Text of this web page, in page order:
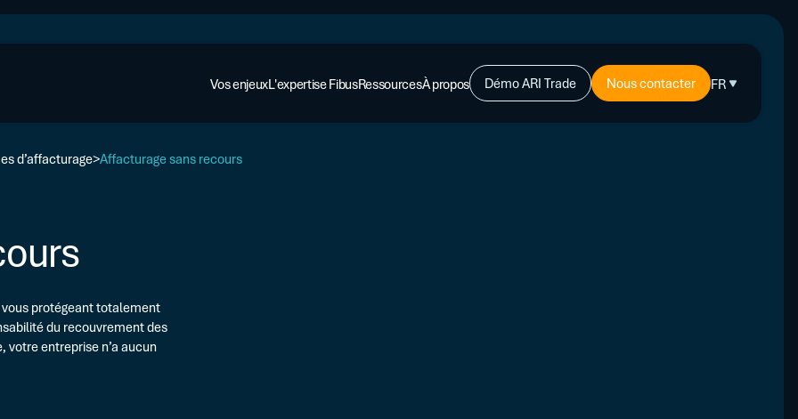
Vos enjeuxL'expertise FibusRessourcesÀ propos Démo ARI Trade Nous contacter FR
d’affacturage Affacturage sans recours
protégeant totalement
du recouvrement des
votre entreprise n’a aucun